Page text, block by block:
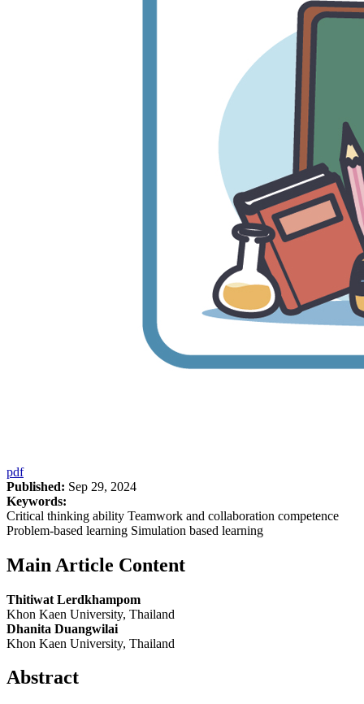
pdf
Published: Sep 29, 2024
Keywords:
Critical thinking ability Teamwork and collaboration competence
Problem-based learning Simulation based learning
Main Article Content
Thitiwat Lerdkhampom
Khon Kaen University, Thailand
Dhanita Duangwilai
Khon Kaen University, Thailand
Abstract